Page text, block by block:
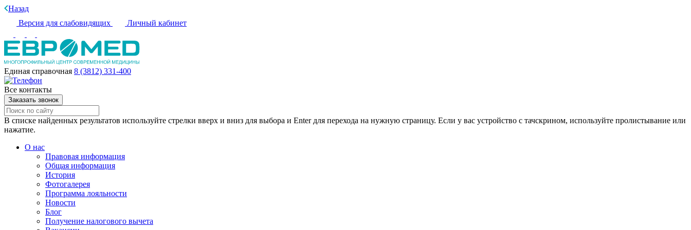
Назад
Версия для слабовидящих
Личный кабинет
Единая справочная 8 (3812) 331-400
Все контакты
Заказать звонок
В списке найденных результатов используйте стрелки вверх и вниз для выбора и Enter для перехода на нужную страницу. Если у вас устройство с тачскрином, используйте пролистывание или
нажатие.
О нас
Правовая информация
Общая информация
История
Фотогалерея
Программа лояльности
Новости
Блог
Получение налогового вычета